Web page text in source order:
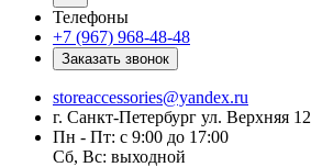
Телефоны
+7 (967) 968-48-48
Заказать звонок
storeaccessories@yandex.ru
г. Санкт-Петербург ул. Верхняя 12
Пн - Пт: с 9:00 до 17:00
Сб, Вс: выходной